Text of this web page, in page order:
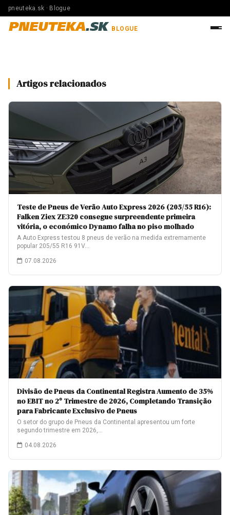
pneuteka.sk · Blogue
PNEUTEKA.SK BLOGUE
Artigos relacionados
Teste de Pneus de Verão Auto Express 2026 (205/55 R16):
Falken Ziex ZE320 consegue surpreendente primeira
vitória, o económico Dynamo falha no piso molhado
A Auto Express testou 8 pneus de verão na medida extremamente
popular 205/55 R16 91V…
07.08.2026
Divisão de Pneus da Continental Registra Aumento de 35%
no EBIT no 2º Trimestre de 2026, Completando Transição
para Fabricante Exclusivo de Pneus
O setor do grupo de Pneus da Continental apresentou um forte
segundo trimestre em 2026,…
04.08.2026